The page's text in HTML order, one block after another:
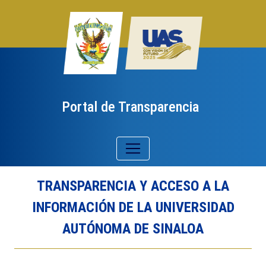
Portal de Transparencia
TRANSPARENCIA Y ACCESO A LA
INFORMACIÓN DE LA UNIVERSIDAD
AUTÓNOMA DE SINALOA